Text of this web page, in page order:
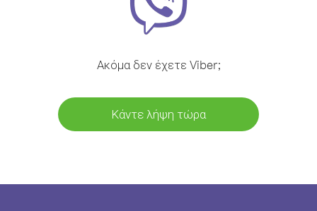
Ακόμα δεν έχετε Viber;
Κάντε λήψη τώρα